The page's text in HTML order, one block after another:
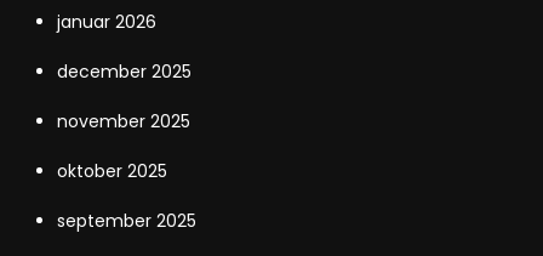
januar 2026
december 2025
november 2025
oktober 2025
september 2025